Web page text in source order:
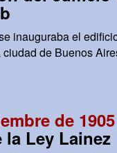
inauguraba el
de Buenos
de
Ley Lainez